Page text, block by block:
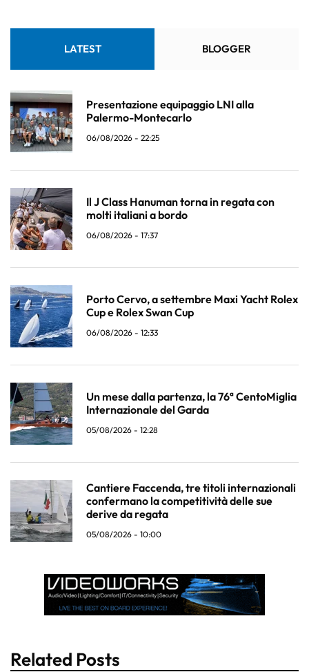
LATEST BLOGGER
Presentazione equipaggio LNI alla
Palermo-Montecarlo
06/08/2026 - 22:25
Il J Class Hanuman torna in regata con
molti italiani a bordo
06/08/2026 - 17:37
Porto Cervo, a settembre Maxi Yacht Rolex
Cup e Rolex Swan Cup
06/08/2026 - 12:33
Un mese dalla partenza, la 76ª CentoMiglia
Internazionale del Garda
05/08/2026 - 12:28
Cantiere Faccenda, tre titoli internazionali
confermano la competitività delle sue
derive da regata
05/08/2026 - 10:00
Related Posts